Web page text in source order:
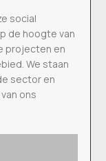
social
de hoogte van
projecten en
We staan
sector en
ons